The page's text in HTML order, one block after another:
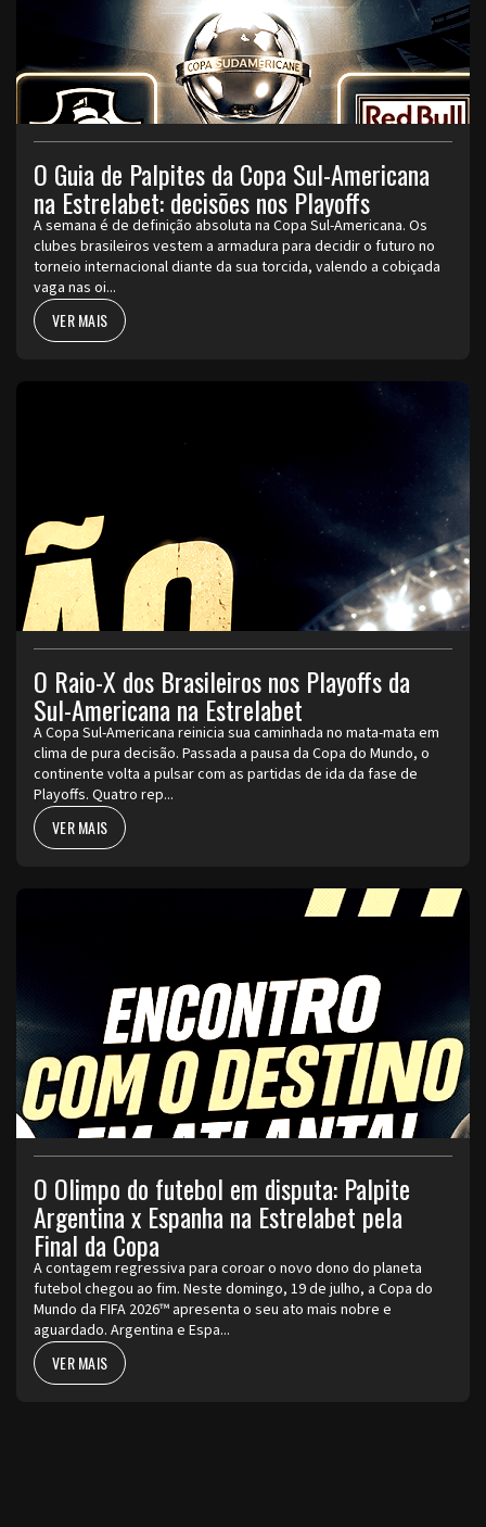
O Guia de Palpites da Copa Sul-Americana
na Estrelabet: decisões nos Playoffs
A semana é de definição absoluta na Copa Sul-Americana. Os
clubes brasileiros vestem a armadura para decidir o futuro no
torneio internacional diante da sua torcida, valendo a cobiçada
vaga nas oi...
VER MAIS
O Raio-X dos Brasileiros nos Playoffs da
Sul-Americana na Estrelabet
A Copa Sul-Americana reinicia sua caminhada no mata-mata em
clima de pura decisão. Passada a pausa da Copa do Mundo, o
continente volta a pulsar com as partidas de ida da fase de
Playoffs. Quatro rep...
VER MAIS
O Olimpo do futebol em disputa: Palpite
Argentina x Espanha na Estrelabet pela
Final da Copa
A contagem regressiva para coroar o novo dono do planeta
futebol chegou ao fim. Neste domingo, 19 de julho, a Copa do
Mundo da FIFA 2026™ apresenta o seu ato mais nobre e
aguardado. Argentina e Espa...
VER MAIS